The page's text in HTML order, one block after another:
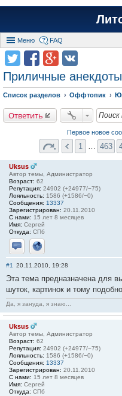
Меню FAQ
Приличные
Список разделов Оффтопик
Ответить
Первое новое
1 463
Uksus
Автор темы, Администратор
Возраст: 62
Репутация: 24902 (+24977/−75)
Лояльность: 1586 (+1586/−0)
Сообщения: 13337
Зарегистрирован: 20.11.2010
С нами: 15 лет 8 месяцев
Имя: Сергей
Откуда: СПб
Отправить личное
Сайт
#1 20.11.2010, 19:28
Эта тема предназначена для
шуток, картинок и тому
Да, я зануда, я знаю...
Uksus
Автор темы, Администратор
Возраст: 62
Репутация: 24902 (+24977/−75)
Лояльность: 1586 (+1586/−0)
Сообщения: 13337
Зарегистрирован: 20.11.2010
С нами: 15 лет 8 месяцев
Имя: Сергей
Откуда: СПб